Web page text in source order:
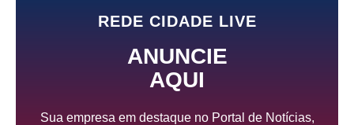
REDE CIDADE LIVE
ANUNCIE
AQUI
Sua empresa em destaque no Portal de Notícias,